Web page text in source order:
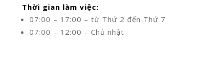
Thời gian làm việc:
07:00 – 17:00 – từ Thứ 2 đến Thứ 7
07:00 – 12:00 – Chủ nhật